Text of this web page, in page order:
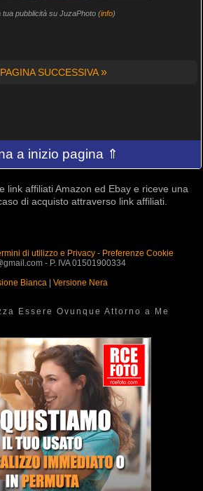
tua pubblicità su JuzaPhoto (info)
PAGINA SUCCESSIVA»
a inizio pagina ⇑
link affiliati Amazon ed Ebay e riceve una
di acquisto attraverso link affiliati.
di utilizzo e Privacy- Preferenze Cookie
- P. IVA 01501900334
Bianca
Versione Nera
Essere Ovunque Attorno a Me